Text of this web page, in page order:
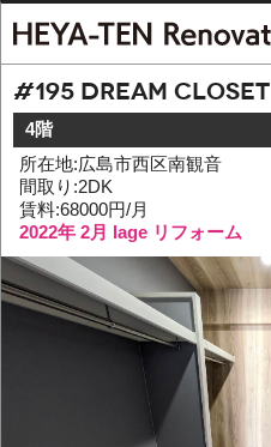
#195 Dream closet
4階
所在地:広島市西区南観音
間取り:2DK
賃料:68000円/月
2022年 2月 lage リフォーム